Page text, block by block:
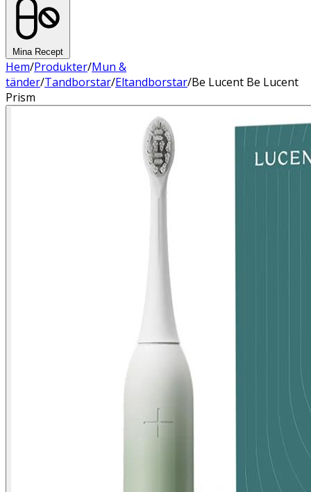
Mina Recept
Hem/Produkter/Mun &
tänder/Tandborstar/Eltandborstar/Be Lucent Be Lucent
Prism